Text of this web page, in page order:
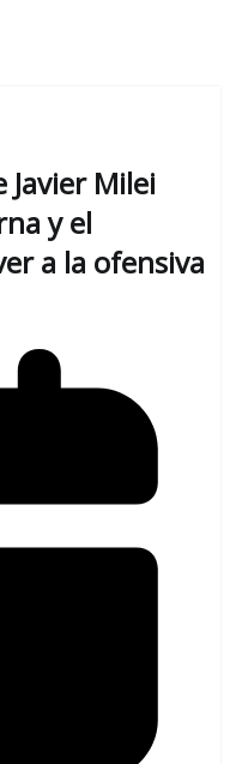
Javier Milei
y el
a la ofensiva